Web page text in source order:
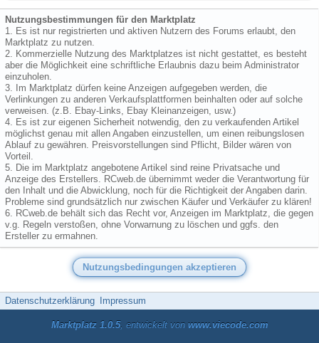
Nutzungsbestimmungen für den Marktplatz
1. Es ist nur registrierten und aktiven Nutzern des Forums erlaubt, den
Marktplatz zu nutzen.
2. Kommerzielle Nutzung des Marktplatzes ist nicht gestattet, es besteht
aber die Möglichkeit eine schriftliche Erlaubnis dazu beim Administrator
einzuholen.
3. Im Marktplatz dürfen keine Anzeigen aufgegeben werden, die
Verlinkungen zu anderen Verkaufsplattformen beinhalten oder auf solche
verweisen. (z.B. Ebay-Links, Ebay Kleinanzeigen, usw.)
4. Es ist zur eigenen Sicherheit notwendig, den zu verkaufenden Artikel
möglichst genau mit allen Angaben einzustellen, um einen reibungslosen
Ablauf zu gewähren. Preisvorstellungen sind Pflicht, Bilder wären von
Vorteil.
5. Die im Marktplatz angebotene Artikel sind reine Privatsache und
Anzeige des Erstellers. RCweb.de übernimmt weder die Verantwortung für
den Inhalt und die Abwicklung, noch für die Richtigkeit der Angaben darin.
Probleme sind grundsätzlich nur zwischen Käufer und Verkäufer zu klären!
6. RCweb.de behält sich das Recht vor, Anzeigen im Marktplatz, die gegen
v.g. Regeln verstoßen, ohne Vorwarnung zu löschen und ggfs. den
Ersteller zu ermahnen.
Datenschutzerklärung Impressum
Marktplatz 1.0.5, entwickelt von www.viecode.com